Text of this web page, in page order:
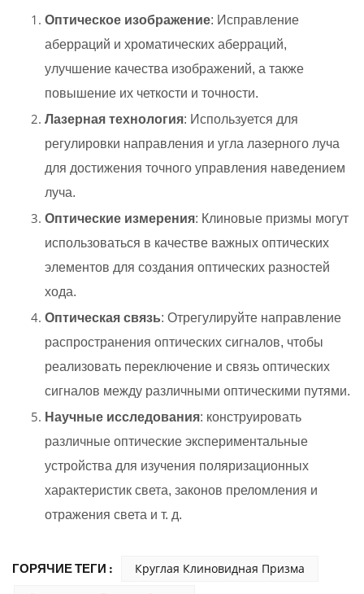
Оптическое изображение: Исправление
аберраций и хроматических аберраций,
улучшение качества изображений, а также
повышение их четкости и точности.
Лазерная технология: Используется для
регулировки направления и угла лазерного луча
для достижения точного управления наведением
луча.
Оптические измерения: Клиновые призмы могут
использоваться в качестве важных оптических
элементов для создания оптических разностей
хода.
Оптическая связь: Отрегулируйте направление
распространения оптических сигналов, чтобы
реализовать переключение и связь оптических
сигналов между различными оптическими путями.
Научные исследования: конструировать
различные оптические экспериментальные
устройства для изучения поляризационных
характеристик света, законов преломления и
отражения света и т. д.
ГОРЯЧИЕ ТЕГИ :
Круглая Клиновидная Призма